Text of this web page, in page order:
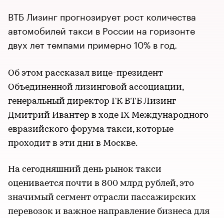
ВТБ Лизинг прогнозирует рост количества
автомобилей такси в России на горизонте
двух лет темпами примерно 10% в год.
Об этом рассказал вице-президент
Объединенной лизинговой ассоциации,
генеральный директор ГК ВТБ Лизинг
Дмитрий Ивантер в ходе IX Международного
евразийского форума такси, которые
проходит в эти дни в Москве.
На сегодняшний день рынок такси
оценивается почти в 800 млрд рублей, это
значимый сегмент отрасли пассажирских
перевозок и важное направление бизнеса для